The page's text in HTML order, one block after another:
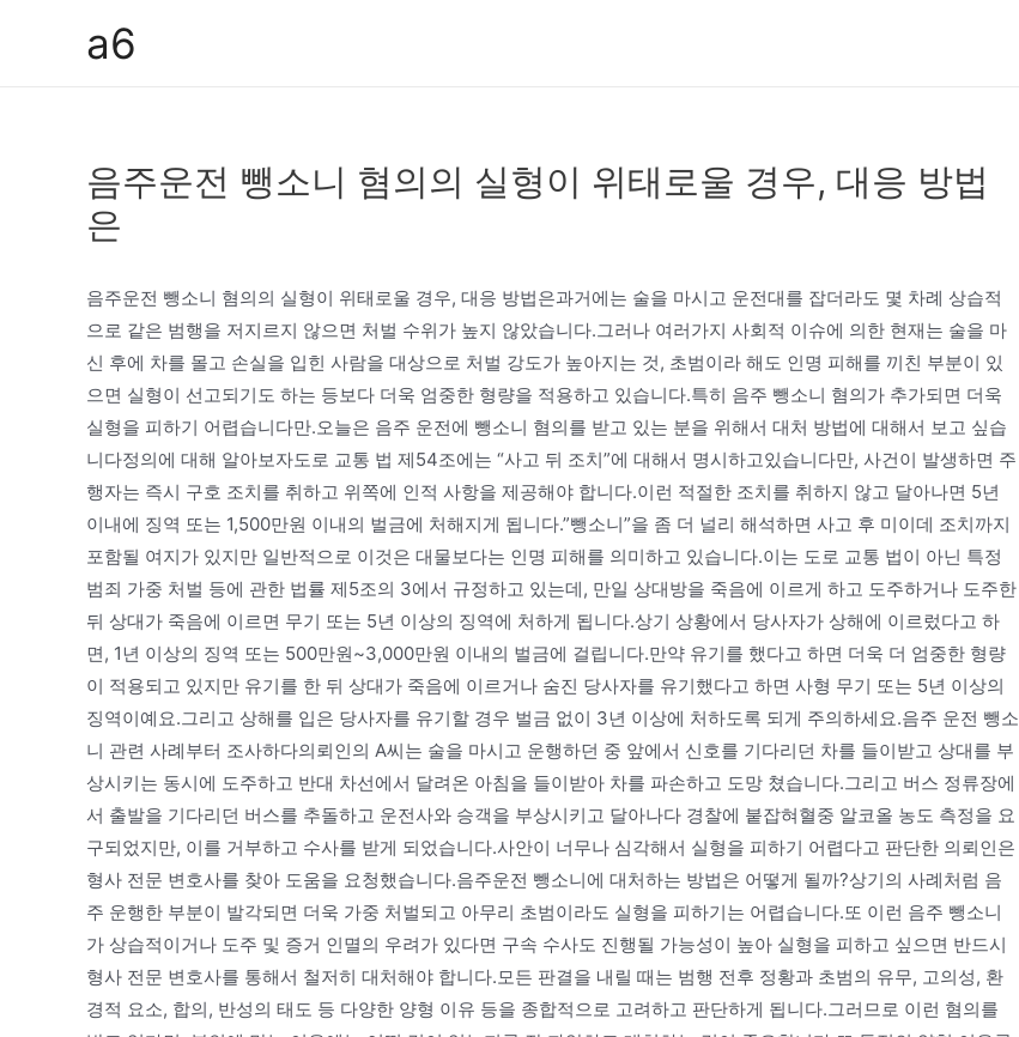
a6
음주운전 뺑소니 혐의의 실형이 위태로울 경우, 대응 방법
은
음주운전 뺑소니 혐의의 실형이 위태로울 경우, 대응 방법은과거에는 술을 마시고 운전대를 잡더라도 몇 차례 상습적
으로 같은 범행을 저지르지 않으면 처벌 수위가 높지 않았습니다.그러나 여러가지 사회적 이슈에 의한 현재는 술을 마
신 후에 차를 몰고 손실을 입힌 사람을 대상으로 처벌 강도가 높아지는 것, 초범이라 해도 인명 피해를 끼친 부분이 있
으면 실형이 선고되기도 하는 등보다 더욱 엄중한 형량을 적용하고 있습니다.특히 음주 뺑소니 혐의가 추가되면 더욱
실형을 피하기 어렵습니다만.오늘은 음주 운전에 뺑소니 혐의를 받고 있는 분을 위해서 대처 방법에 대해서 보고 싶습
니다정의에 대해 알아보자도로 교통 법 제54조에는 “사고 뒤 조치”에 대해서 명시하고있습니다만, 사건이 발생하면 주
행자는 즉시 구호 조치를 취하고 위쪽에 인적 사항을 제공해야 합니다.이런 적절한 조치를 취하지 않고 달아나면 5년
이내에 징역 또는 1,500만원 이내의 벌금에 처해지게 됩니다.”뺑소니”을 좀 더 널리 해석하면 사고 후 미이데 조치까지
포함될 여지가 있지만 일반적으로 이것은 대물보다는 인명 피해를 의미하고 있습니다.이는 도로 교통 법이 아닌 특정
범죄 가중 처벌 등에 관한 법률 제5조의 3에서 규정하고 있는데, 만일 상대방을 죽음에 이르게 하고 도주하거나 도주한
뒤 상대가 죽음에 이르면 무기 또는 5년 이상의 징역에 처하게 됩니다.상기 상황에서 당사자가 상해에 이르렀다고 하
면, 1년 이상의 징역 또는 500만원~3,000만원 이내의 벌금에 걸립니다.만약 유기를 했다고 하면 더욱 더 엄중한 형량
이 적용되고 있지만 유기를 한 뒤 상대가 죽음에 이르거나 숨진 당사자를 유기했다고 하면 사형 무기 또는 5년 이상의
징역이예요.그리고 상해를 입은 당사자를 유기할 경우 벌금 없이 3년 이상에 처하도록 되게 주의하세요.음주 운전 뺑소
니 관련 사례부터 조사하다의뢰인의 A씨는 술을 마시고 운행하던 중 앞에서 신호를 기다리던 차를 들이받고 상대를 부
상시키는 동시에 도주하고 반대 차선에서 달려온 아침을 들이받아 차를 파손하고 도망 쳤습니다.그리고 버스 정류장에
서 출발을 기다리던 버스를 추돌하고 운전사와 승객을 부상시키고 달아나다 경찰에 붙잡혀혈중 알코올 농도 측정을 요
구되었지만, 이를 거부하고 수사를 받게 되었습니다.사안이 너무나 심각해서 실형을 피하기 어렵다고 판단한 의뢰인은
형사 전문 변호사를 찾아 도움을 요청했습니다.음주운전 뺑소니에 대처하는 방법은 어떻게 될까?상기의 사례처럼 음
주 운행한 부분이 발각되면 더욱 가중 처벌되고 아무리 초범이라도 실형을 피하기는 어렵습니다.또 이런 음주 뺑소니
가 상습적이거나 도주 및 증거 인멸의 우려가 있다면 구속 수사도 진행될 가능성이 높아 실형을 피하고 싶으면 반드시
형사 전문 변호사를 통해서 철저히 대처해야 합니다.모든 판결을 내릴 때는 범행 전후 정황과 초범의 유무, 고의성, 환
경적 요소, 합의, 반성의 태도 등 다양한 양형 이유 등을 종합적으로 고려하고 판단하게 됩니다.그러므로 이런 혐의를